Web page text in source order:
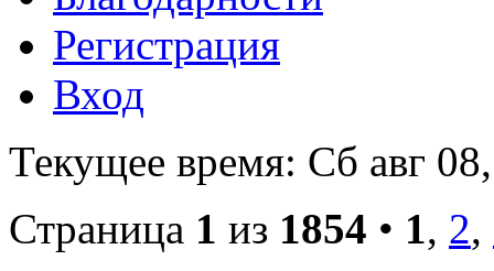
Регистрация
Вход
Текущее время: Сб авг
Страница 1 из 1854 • 1, 2,